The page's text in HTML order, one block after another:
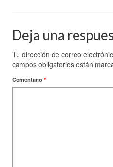
Deja una
Tu dirección de correo
campos obligatorios están
Comentario *